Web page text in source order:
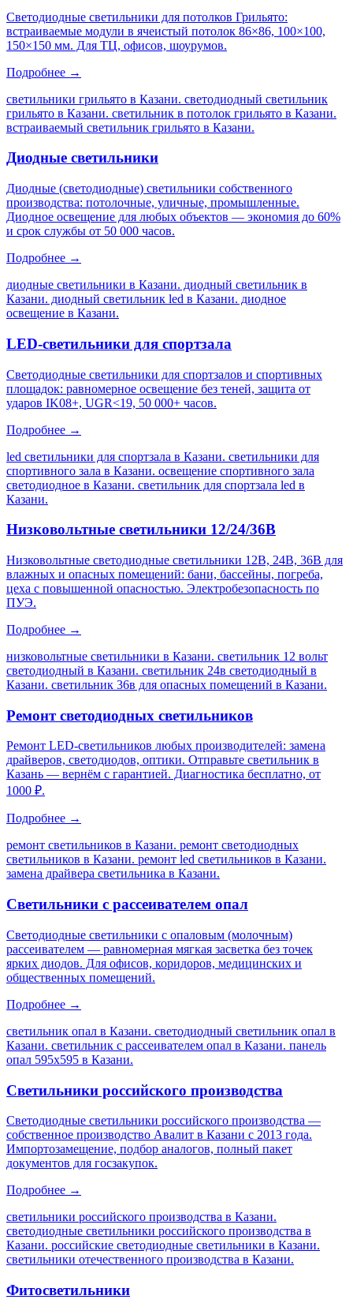
Светодиодные светильники для потолков Грильято:
встраиваемые модули в ячеистый потолок 86×86, 100×100,
150×150 мм. Для ТЦ, офисов, шоурумов.
Подробнее →
светильники грильято в Казани. светодиодный светильник
грильято в Казани. светильник в потолок грильято в Казани.
встраиваемый светильник грильято в Казани.
Диодные светильники
Диодные (светодиодные) светильники собственного
производства: потолочные, уличные, промышленные.
Диодное освещение для любых объектов — экономия до 60%
и срок службы от 50 000 часов.
Подробнее →
диодные светильники в Казани. диодный светильник в
Казани. диодный светильник led в Казани. диодное
освещение в Казани.
LED-светильники для спортзала
Светодиодные светильники для спортзалов и спортивных
площадок: равномерное освещение без теней, защита от
ударов IK08+, UGR<19, 50 000+ часов.
Подробнее →
led светильники для спортзала в Казани. светильники для
спортивного зала в Казани. освещение спортивного зала
светодиодное в Казани. светильник для спортзала led в
Казани.
Низковольтные светильники 12/24/36В
Низковольтные светодиодные светильники 12В, 24В, 36В для
влажных и опасных помещений: бани, бассейны, погреба,
цеха с повышенной опасностью. Электробезопасность по
ПУЭ.
Подробнее →
низковольтные светильники в Казани. светильник 12 вольт
светодиодный в Казани. светильник 24в светодиодный в
Казани. светильник 36в для опасных помещений в Казани.
Ремонт светодиодных светильников
Ремонт LED-светильников любых производителей: замена
драйверов, светодиодов, оптики. Отправьте светильник в
Казань — вернём с гарантией. Диагностика бесплатно, от
1000 ₽.
Подробнее →
ремонт светильников в Казани. ремонт светодиодных
светильников в Казани. ремонт led светильников в Казани.
замена драйвера светильника в Казани.
Светильники с рассеивателем опал
Светодиодные светильники с опаловым (молочным)
рассеивателем — равномерная мягкая засветка без точек
ярких диодов. Для офисов, коридоров, медицинских и
общественных помещений.
Подробнее →
светильник опал в Казани. светодиодный светильник опал в
Казани. светильник с рассеивателем опал в Казани. панель
опал 595х595 в Казани.
Светильники российского производства
Светодиодные светильники российского производства —
собственное производство Авалит в Казани с 2013 года.
Импортозамещение, подбор аналогов, полный пакет
документов для госзакупок.
Подробнее →
светильники российского производства в Казани.
светодиодные светильники российского производства в
Казани. российские светодиодные светильники в Казани.
светильники отечественного производства в Казани.
Фитосветильники